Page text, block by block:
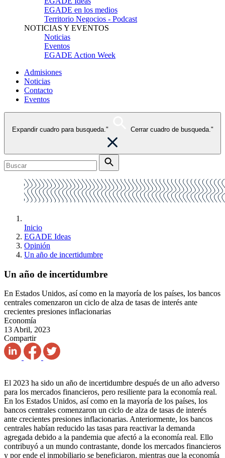
EGADE en los medios
Territorio Negocios - Podcast
NOTICIAS Y EVENTOS
Noticias
Eventos
EGADE Action Week
Admisiones
Noticias
Contacto
Eventos
Expandir cuadro para busqueda." Cerrar cuadro de busqueda."
Inicio
EGADE Ideas
Opinión
Un año de incertidumbre
Un año de incertidumbre
En Estados Unidos, así como en la mayoría de los países, los bancos
centrales comenzaron un ciclo de alza de tasas de interés ante
crecientes presiones inflacionarias
Economía
13 Abril, 2023
Compartir
El 2023 ha sido un año de incertidumbre después de un año adverso
para los mercados financieros, pero resiliente para la economía real.
En los Estados Unidos, así como en la mayoría de los países, los
bancos centrales comenzaron un ciclo de alza de tasas de interés
ante crecientes presiones inflacionarias. Anteriormente, los bancos
centrales habían reducido las tasas para reactivar la demanda
agregada debido a la pandemia que afectó a la economía real. Ello
contribuyó a un mundo contrastante, donde los mercados financieros
y por ende el inmobiliario se beneficiaron, mientras que la economía